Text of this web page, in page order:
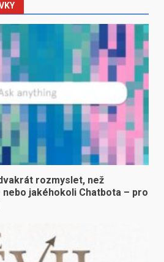
rozmyslet, než
nebo jakéhokoli Chatbota – pro